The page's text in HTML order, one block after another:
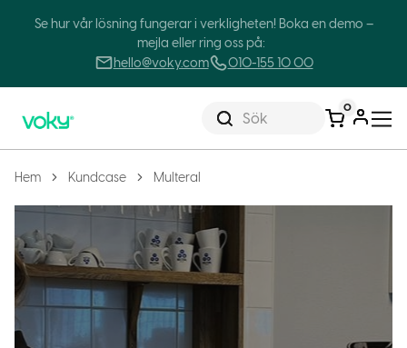
Se hur vår lösning fungerar i verkligheten! Boka en demo –
mejla eller ring oss på:
hello@voky.com
010-155 10 00
Sök
0
Hem Kundcase Multeral